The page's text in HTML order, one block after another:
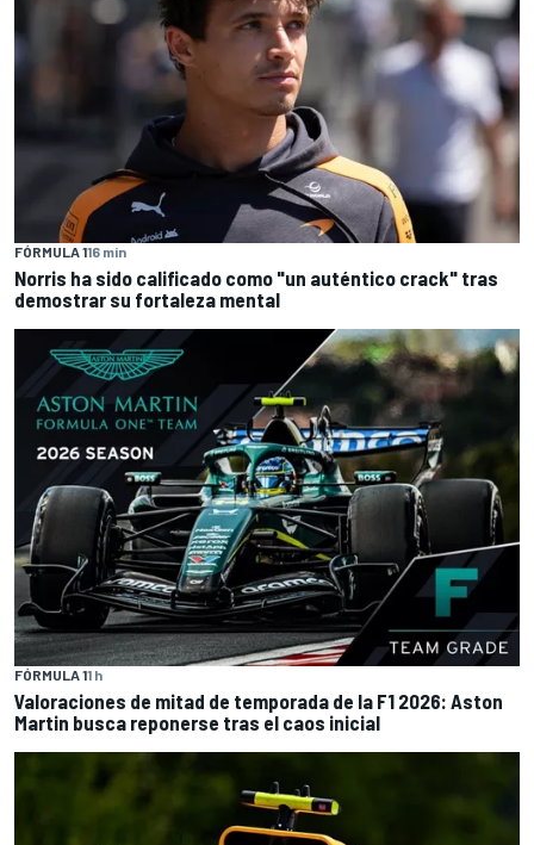
FÓRMULA 116 min
Norris ha sido calificado como "un auténtico crack" tras
demostrar su fortaleza mental
FÓRMULA 11 h
Valoraciones de mitad de temporada de la F1 2026: Aston
Martin busca reponerse tras el caos inicial